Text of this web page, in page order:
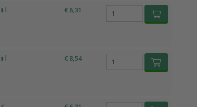
€ 6,31
€ 8,54